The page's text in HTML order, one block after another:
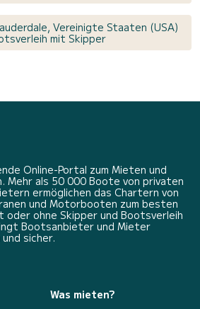
Vereinigte Staaten (USA)
mit Skipper
Online-Portal zum Mieten und
Mehr als 50 000 Boote von privaten
ermöglichen das Chartern von
und Motorbooten zum besten
oder ohne Skipper und Bootsverleih
Bootsanbieter und Mieter
sicher.
Was mieten?